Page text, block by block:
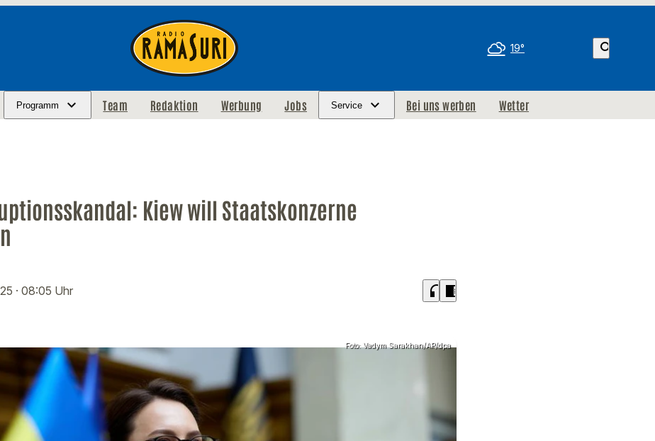
19° search
Programm Team Redaktion Werbung Jobs Service Bei uns werben Wetter
Kiew will Staatskonzerne
· 08:05 Uhr headphones chrome_reader_mode
Foto: Vadym Sarakhan/AP/dpa